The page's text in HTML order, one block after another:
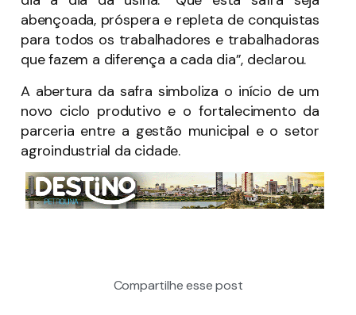
abençoada, próspera e repleta de conquistas
para todos os trabalhadores e trabalhadoras
que fazem a diferença a cada dia”, declarou.
A abertura da safra simboliza o início de um
novo ciclo produtivo e o fortalecimento da
parceria entre a gestão municipal e o setor
agroindustrial da cidade.
Compartilhe esse post